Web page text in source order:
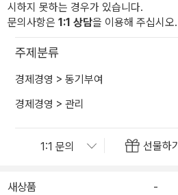
시하지 못하는 경우가 있습니다.
문의사항은 1:1 상담을 이용해 주십시오.
주제분류
경제경영 > 동기부여
경제경영 > 관리
선물하기
새상품
-